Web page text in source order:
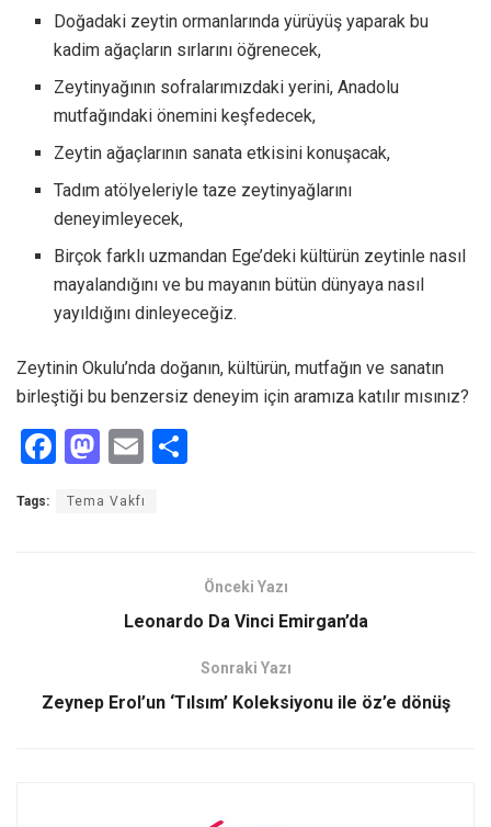
Doğadaki zeytin ormanlarında yürüyüş yaparak bu
kadim ağaçların sırlarını öğrenecek,
Zeytinyağının sofralarımızdaki yerini, Anadolu
mutfağındaki önemini keşfedecek,
Zeytin ağaçlarının sanata etkisini konuşacak,
Tadım atölyeleriyle taze zeytinyağlarını
deneyimleyecek,
Birçok farklı uzmandan Ege’deki kültürün zeytinle nasıl
mayalandığını ve bu mayanın bütün dünyaya nasıl
yayıldığını dinleyeceğiz.
Zeytinin Okulu’nda doğanın, kültürün, mutfağın ve sanatın
birleştiği bu benzersiz deneyim için aramıza katılır mısınız?
F
ce
M
st
E
Tags: Tema Vakfı
Önceki Yazı
Leonardo Da Vinci Emirgan’da
Sonraki Yazı
Zeynep Erol’un ‘Tılsım’ Koleksiyonu ile öz’e dönüş